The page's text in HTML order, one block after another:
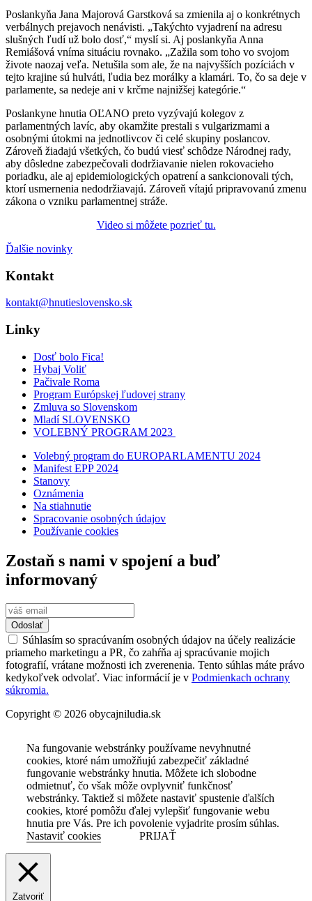
Poslankyňa Jana Majorová Garstková sa zmienila aj o konkrétnych
verbálnych prejavoch nenávisti. „Takýchto vyjadrení na adresu
slušných ľudí už bolo dosť,“ myslí si. Aj poslankyňa Anna
Remiášová vníma situáciu rovnako. „Zažila som toho vo svojom
živote naozaj veľa. Netušila som ale, že na najvyšších pozíciách v
tejto krajine sú hulváti, ľudia bez morálky a klamári. To, čo sa deje v
parlamente, sa nedeje ani v krčme najnižšej kategórie.“
Poslankyne hnutia OĽANO preto vyzývajú kolegov z
parlamentných lavíc, aby okamžite prestali s vulgarizmami a
osobnými útokmi na jednotlivcov či celé skupiny poslancov.
Zároveň žiadajú všetkých, čo budú viesť schôdze Národnej rady,
aby dôsledne zabezpečovali dodržiavanie nielen rokovacieho
poriadku, ale aj epidemiologických opatrení a sankcionovali tých,
ktorí usmernenia nedodržiavajú. Zároveň vítajú pripravovanú zmenu
zákona o vzniku parlamentnej stráže.
Video si môžete pozrieť tu.
Ďalšie novinky
Kontakt
kontakt@hnutieslovensko.sk
Linky
Dosť bolo Fica!
Hybaj Voliť
Pačivale Roma
Program Európskej ľudovej strany
Zmluva so Slovenskom
Mladí SLOVENSKO
VOLEBNÝ PROGRAM 2023
Volebný program do EUROPARLAMENTU 2024
Manifest EPP 2024
Stanovy
Oznámenia
Na stiahnutie
Spracovanie osobných údajov
Používanie cookies
Zostaň s nami v spojení a buď
informovaný
Odoslať
Súhlasím so spracúvaním osobných údajov na účely realizácie
priameho marketingu a PR, čo zahŕňa aj spracúvanie mojich
fotografií, vrátane možnosti ich zverenenia. Tento súhlas máte právo
kedykoľvek odvolať. Viac informácií je v Podmienkach ochrany
súkromia.
Copyright © 2026 obycajniludia.sk
Na fungovanie webstránky používame nevyhnutné
cookies, ktoré nám umožňujú zabezpečiť základné
fungovanie webstránky hnutia. Môžete ich slobodne
odmietnuť, čo však môže ovplyvniť funkčnosť
webstránky. Taktiež si môžete nastaviť spustenie ďalších
cookies, ktoré pomôžu ďalej vylepšiť fungovanie webu
hnutia pre Vás. Pre ich povolenie vyjadrite prosím súhlas.
Nastaviť cookies
PRIJAŤ
Zatvoriť